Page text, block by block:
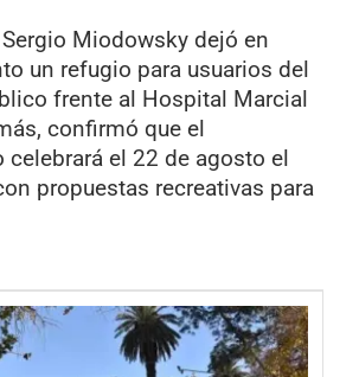
Miodowsky dejó en
un refugio para usuarios del
frente al Hospital Marcial
confirmó que el
celebrará el 22 de agosto el
propuestas recreativas para